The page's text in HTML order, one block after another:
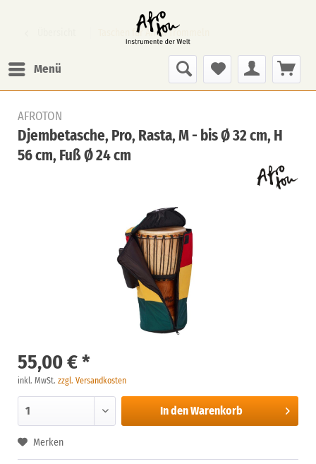
Menü
Taschen für Afrik. Trommeln
AFROTON
Djembetasche, Pro, Rasta, M - bis Ø 32 cm, H
56 cm, Fuß Ø 24 cm
55,00 € *
inkl. MwSt. zzgl. Versandkosten
In denWarenkorb
Merken